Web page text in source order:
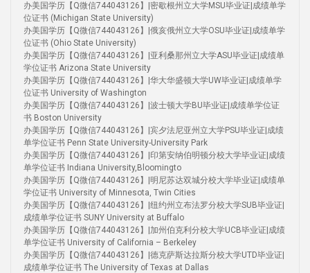
办美国学历【Q微信744043126】|密歇根州立大学MSU毕业证|成绩单学
位证书 (Michigan State University)
办美国学历【Q微信744043126】|俄亥俄州立大学OSU毕业证|成绩单学
位证书 (Ohio State University)
办美国学历【Q微信744043126】|亚利桑那州立大学ASU毕业证|成绩单
学位证书 Arizona State University
办美国学历【Q微信744043126】|华大华盛顿大学UW毕业证|成绩单学
位证书 University of Washington
办美国学历【Q微信744043126】|波士顿大学BU毕业证|成绩单学位证
书 Boston University
办美国学历【Q微信744043126】|宾夕法尼亚州立大学PSU毕业证|成绩
单学位证书 Penn State University-University Park
办美国学历【Q微信744043126】|印第安纳伯明顿分校大学毕业证|成绩
单学位证书 Indiana University,Bloomingto
办美国学历【Q微信744043126】|明尼苏达双城分校大学毕业证|成绩单
学位证书 University of Minnesota, Twin Cities
办美国学历【Q微信744043126】|纽约州立布法罗分校大学SUB毕业证|
成绩单学位证书 SUNY University at Buffalo
办美国学历【Q微信744043126】|加州伯克利分校大学UCB毕业证|成绩
单学位证书 University of California – Berkeley
办美国学历【Q微信744043126】|德克萨斯达拉斯分校大学UTD毕业证|
成绩单学位证书 The University of Texas at Dallas